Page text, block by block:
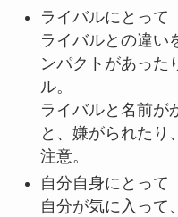
ライバルにとって
ライバルとの違い
ンパクトがあった
ル。
ライバルと名前が
と、嫌がられたり
注意。
自分自身にとって
自分が気に入って